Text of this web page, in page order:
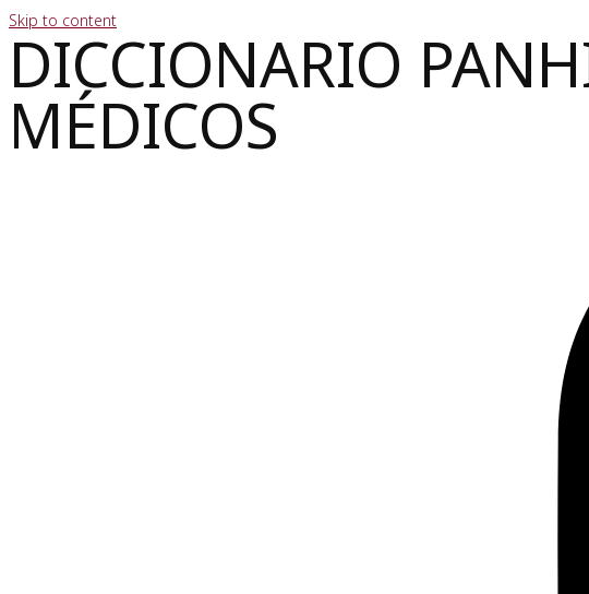
Skip to content
DICCIONARIO
MÉDICOS